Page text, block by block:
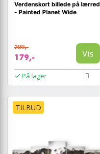
Verdenskort billede på lærred
- Painted Planet Wide
209,-
179,- Vis
På lager
TILBUD